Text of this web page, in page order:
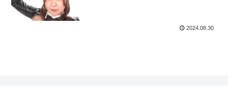
2024.08.30